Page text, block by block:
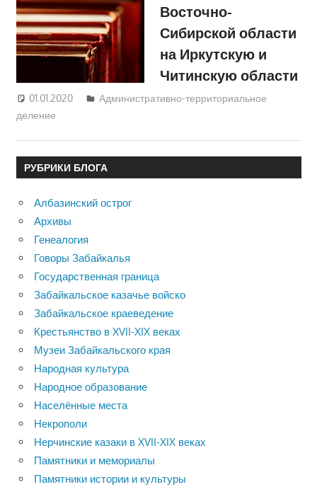
Восточно-
Сибирской области
на Иркутскую и
Читинскую области
01.01.2020 Екатерина Аникина
Административно-территориальное
деление
РУБРИКИ БЛОГА
Албазинский острог
Архивы
Генеалогия
Говоры Забайкалья
Государственная граница
Забайкальское казачье войско
Забайкальское краеведение
Крестьянство в XVII-XIX веках
Музеи Забайкальского края
Народная культура
Народное образование
Населённые места
Некрополи
Нерчинские казаки в XVII-XIX веках
Памятники и мемориалы
Памятники истории и культуры